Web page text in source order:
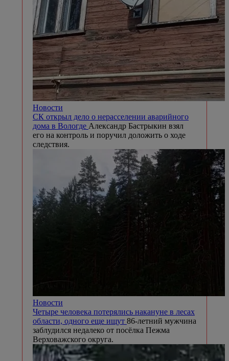
Новости
СК открыл дело о нерасселении аварийного
дома в Вологде Александр Бастрыкин взял
его на контроль и поручил доложить о ходе
следствия.
Новости
Четыре человека потерялись накануне в лесах
области, одного еще ищут 86-летний мужчина
заблудился недалеко от посёлка Пежма
Верховажского округа.